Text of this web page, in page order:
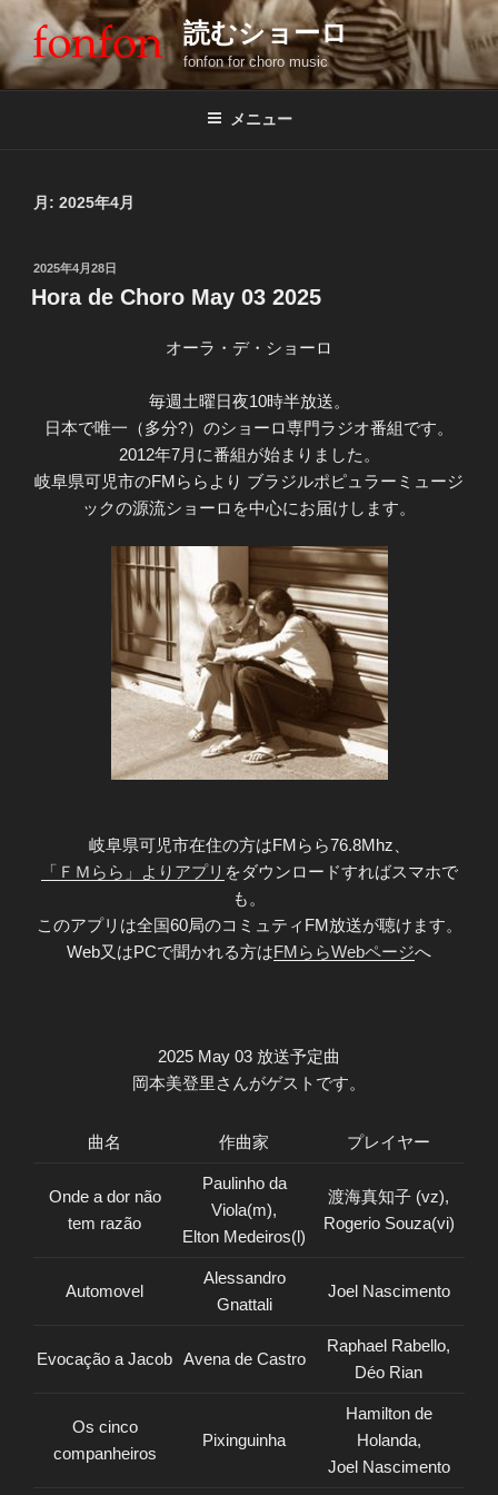
コ
テ
ン
読むショーロ
fonfon for choro music
メニュー
月: 2025年4月
投
稿
日:
2025年4月28日
Hora de Choro May 03 2025
オーラ・デ・ショーロ
毎週土曜日夜10時半放送。
日本で唯一（多分?）のショーロ専門ラジオ番組です。
2012年7月に番組が始まりました。
岐阜県可児市のFMららより ブラジルポピュラーミュージ
ックの源流ショーロを中心にお届けします。
岐阜県可児市在住の方はFMらら76.8Mhz、
「ＦＭらら」よりアプリ をダウンロードすればスマホで
も。
このアプリは全国60局のコミュティFM放送が聴けます。
Web又はPCで聞かれる方はFMららWebページへ
2025 May 03 放送予定曲
岡本美登里さんがゲストです。
曲名 作曲家 プレイヤー
Onde a dor não
tem razão
Paulinho da
Viola(m),
Elton Medeiros(l)
渡海真知子 (vz),
Rogerio Souza(vi)
Automovel
Alessandro
Gnattali
Joel Nascimento
Evocação a Jacob Avena de Castro
Raphael Rabello,
Déo Rian
Os cinco
companheiros
Pixinguinha
Hamilton de
Holanda,
Joel Nascimento